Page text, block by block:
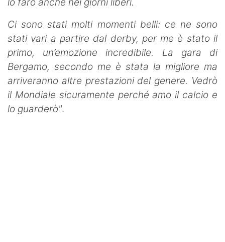
lo farò anche nei giorni liberi.
Ci sono stati molti momenti belli: ce ne sono
stati vari a partire dal derby, per me è stato il
primo, un’emozione incredibile. La gara di
Bergamo, secondo me è stata la migliore ma
arriveranno altre prestazioni del genere. Vedrò
il Mondiale sicuramente perché amo il calcio e
lo guarderò".